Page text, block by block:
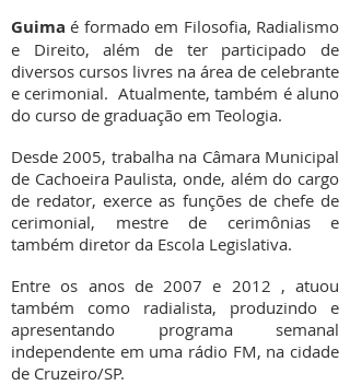
Guima é formado em Filosofia, Radialismo
e Direito, além de ter participado de
diversos cursos livres na área de celebrante
e cerimonial. Atualmente, também é aluno
do curso de graduação em Teologia.
Desde 2005, trabalha na Câmara Municipal
de Cachoeira Paulista, onde, além do cargo
de redator, exerce as funções de chefe de
cerimonial, mestre de cerimônias e
também diretor da Escola Legislativa.
Entre os anos de 2007 e 2012 , atuou
também como radialista, produzindo e
apresentando programa semanal
independente em uma rádio FM, na cidade
de Cruzeiro/SP.